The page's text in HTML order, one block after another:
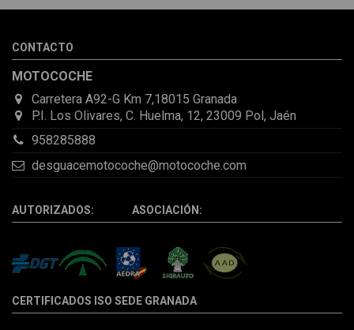
la pieza llegó correcta y bien embalada, además de llegarme 2
CONTACTO
MOTOCOCHE
Carretera A92-G Km 7,18015 Granada
P.I. Los Olivares, C. Huelma, 12, 23009 Pol, Jaén
958285888
desguacemotocoche@motocoche.com
AUTORIZADOS: ASOCIACIÓN:
CERTIFICADOS ISO SEDE GRANADA